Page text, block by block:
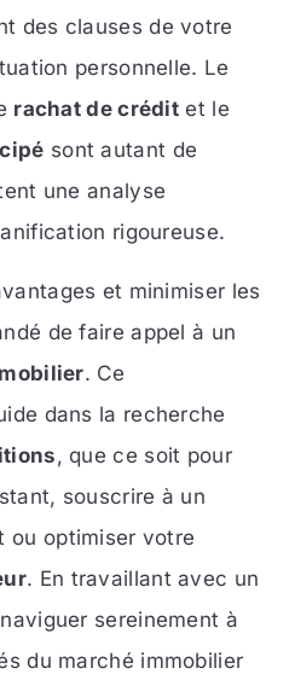
des clauses de votre
personnelle. Le
rachat de crédit et le
sont autant de
une analyse
rigoureuse.
et minimiser les
de faire appel à un
. Ce
dans la recherche
, que ce soit pour
souscrire à un
ou optimiser votre
. En travaillant avec un
sereinement à
du marché immobilier